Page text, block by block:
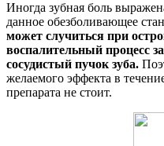
Иногда зубная боль
данное обезболивающее
может случиться при
воспалительный процесс
сосудистый пучок зуба.
желаемого эффекта в
препарата не стоит.